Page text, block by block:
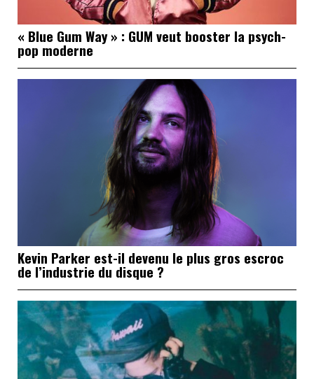
« Blue Gum Way » : GUM veut booster la psych-
pop moderne
Kevin Parker est-il devenu le plus gros escroc
de l’industrie du disque ?